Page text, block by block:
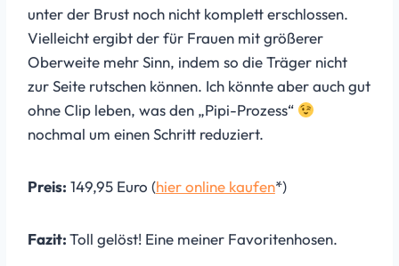
unter der Brust noch nicht komplett erschlossen.
Vielleicht ergibt der für Frauen mit größerer
Oberweite mehr Sinn, indem so die Träger nicht
zur Seite rutschen können. Ich könnte aber auch gut
ohne Clip leben, was den „Pipi-Prozess“
nochmal um einen Schritt reduziert.
Preis: 149,95 Euro (hier online kaufen*)
Fazit:Toll gelöst! Eine meiner Favoritenhosen.